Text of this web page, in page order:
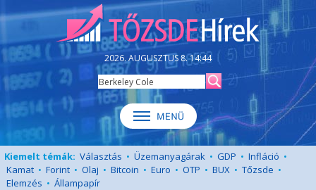
2026. AUGUSZTUS 8. 14:44
Kiemelt témák: Választás • Üzemanyagárak • GDP • Infláció •
Kamat • Forint • Olaj • Bitcoin • Euro • OTP • BUX • Tőzsde •
Elemzés • Állampapír